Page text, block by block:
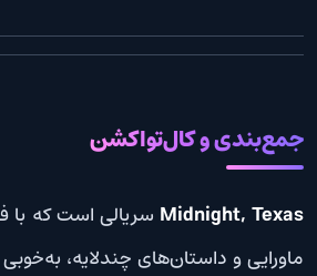
جمع‌بندی و کال‌تو‌اکشن
Midnight, Texas سریالی است که با
ماورایی و داستان‌های چندلایه، به‌خوبی